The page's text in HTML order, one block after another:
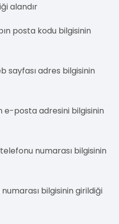
alandır
posta kodu bilgisinin
sayfası adres bilgisinin
e-posta adresini bilgisinin
numarası bilgisinin
bilgisinin girildiği